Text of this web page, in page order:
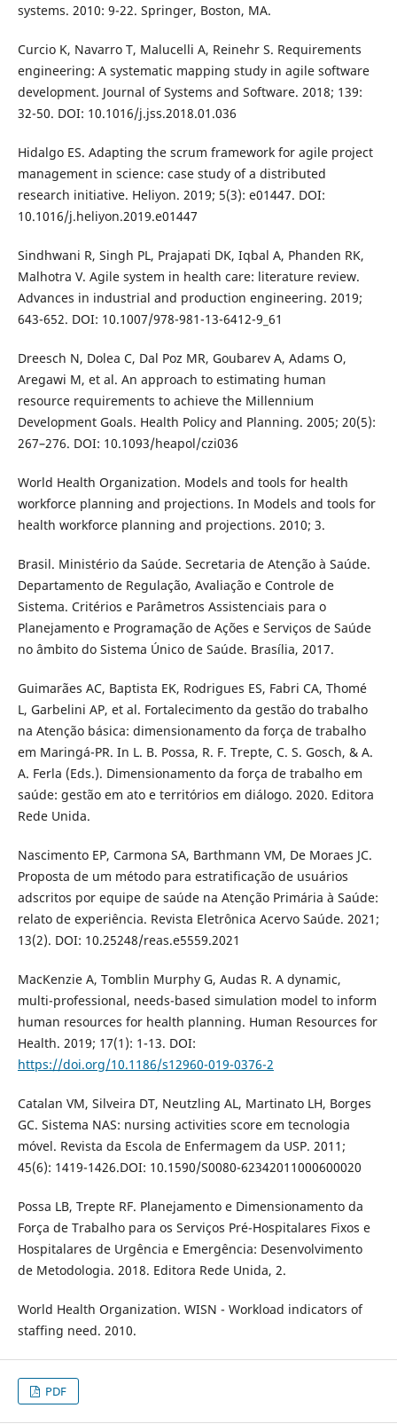
systems. 2010: 9-22. Springer, Boston, MA.
Curcio K, Navarro T, Malucelli A, Reinehr S. Requirements
engineering: A systematic mapping study in agile software
development. Journal of Systems and Software. 2018; 139:
32-50. DOI: 10.1016/j.jss.2018.01.036
Hidalgo ES. Adapting the scrum framework for agile project
management in science: case study of a distributed
research initiative. Heliyon. 2019; 5(3): e01447. DOI:
10.1016/j.heliyon.2019.e01447
Sindhwani R, Singh PL, Prajapati DK, Iqbal A, Phanden RK,
Malhotra V. Agile system in health care: literature review.
Advances in industrial and production engineering. 2019;
643-652. DOI: 10.1007/978-981-13-6412-9_61
Dreesch N, Dolea C, Dal Poz MR, Goubarev A, Adams O,
Aregawi M, et al. An approach to estimating human
resource requirements to achieve the Millennium
Development Goals. Health Policy and Planning. 2005; 20(5):
267–276. DOI: 10.1093/heapol/czi036
World Health Organization. Models and tools for health
workforce planning and projections. In Models and tools for
health workforce planning and projections. 2010; 3.
Brasil. Ministério da Saúde. Secretaria de Atenção à Saúde.
Departamento de Regulação, Avaliação e Controle de
Sistema. Critérios e Parâmetros Assistenciais para o
Planejamento e Programação de Ações e Serviços de Saúde
no âmbito do Sistema Único de Saúde. Brasília, 2017.
Guimarães AC, Baptista EK, Rodrigues ES, Fabri CA, Thomé
L, Garbelini AP, et al. Fortalecimento da gestão do trabalho
na Atenção básica: dimensionamento da força de trabalho
em Maringá-PR. In L. B. Possa, R. F. Trepte, C. S. Gosch, & A.
A. Ferla (Eds.). Dimensionamento da força de trabalho em
saúde: gestão em ato e territórios em diálogo. 2020. Editora
Rede Unida.
Nascimento EP, Carmona SA, Barthmann VM, De Moraes JC.
Proposta de um método para estratificação de usuários
adscritos por equipe de saúde na Atenção Primária à Saúde:
relato de experiência. Revista Eletrônica Acervo Saúde. 2021;
13(2). DOI: 10.25248/reas.e5559.2021
MacKenzie A, Tomblin Murphy G, Audas R. A dynamic,
multi-professional, needs-based simulation model to inform
human resources for health planning. Human Resources for
Health. 2019; 17(1): 1-13. DOI:
https://doi.org/10.1186/s12960-019-0376-2
Catalan VM, Silveira DT, Neutzling AL, Martinato LH, Borges
GC. Sistema NAS: nursing activities score em tecnologia
móvel. Revista da Escola de Enfermagem da USP. 2011;
45(6): 1419-1426.DOI: 10.1590/S0080-62342011000600020
Possa LB, Trepte RF. Planejamento e Dimensionamento da
Força de Trabalho para os Serviços Pré-Hospitalares Fixos e
Hospitalares de Urgência e Emergência: Desenvolvimento
de Metodologia. 2018. Editora Rede Unida, 2.
World Health Organization. WISN - Workload indicators of
staffing need. 2010.
PDF